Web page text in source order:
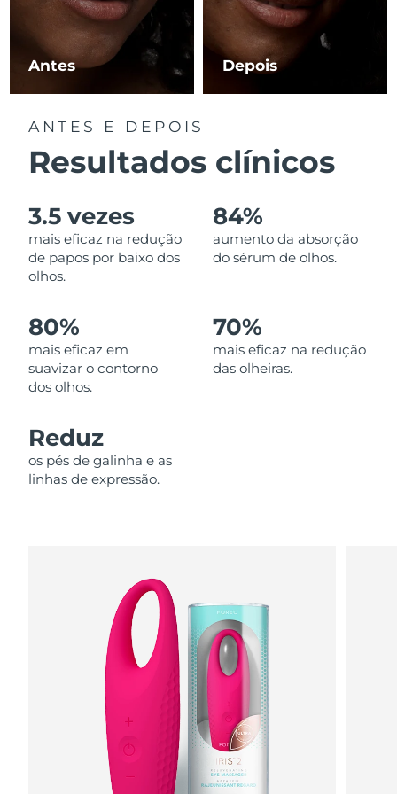
Antes Depois
ANTES E DEPOIS
Resultados clínicos
3.5 vezes
mais eficaz na redução
de papos por baixo dos
olhos.
84%
aumento da absorção
do sérum de olhos.
80%
mais eficaz em
suavizar o contorno
dos olhos.
70%
mais eficaz na redução
das olheiras.
Reduz
os pés de galinha e as
linhas de expressão.
Luxemburgo Entrega prevista8/11/26
Macau, RAE da
China
Entrega prevista
Malásia
Malta Entrega prevista8/11/26
México
Mônaco Entrega prevista8/12/26
Países Baixos
Nova Zelândia Entrega prevista
Noruega Entrega prevista
Filipinas
Entrega prevista
Entrega prevista
Entrega prevista
Entrega prevista
Arábia Saudita Entrega prevista